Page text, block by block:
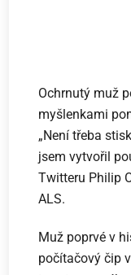
Ochrnutý muž
myšlenkami
„Není třeba
jsem vytvořil
Twitteru Philip
ALS.
Muž poprvé v
počítačový čip